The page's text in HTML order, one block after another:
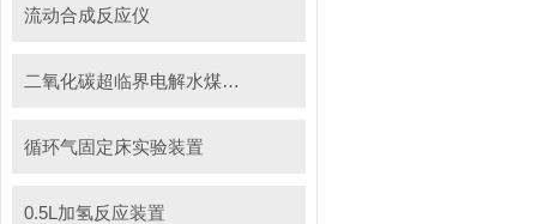
流动合成反应仪
二氧化碳超临界电解水煤浆制甲烷装置
循环气固定床实验装置
0.5L加氢反应装置